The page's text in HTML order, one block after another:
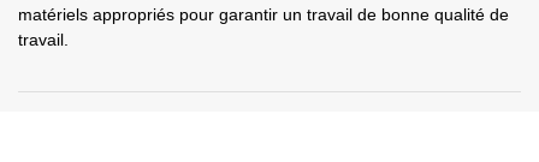
matériels appropriés pour garantir un travail de bonne qualité de
travail.